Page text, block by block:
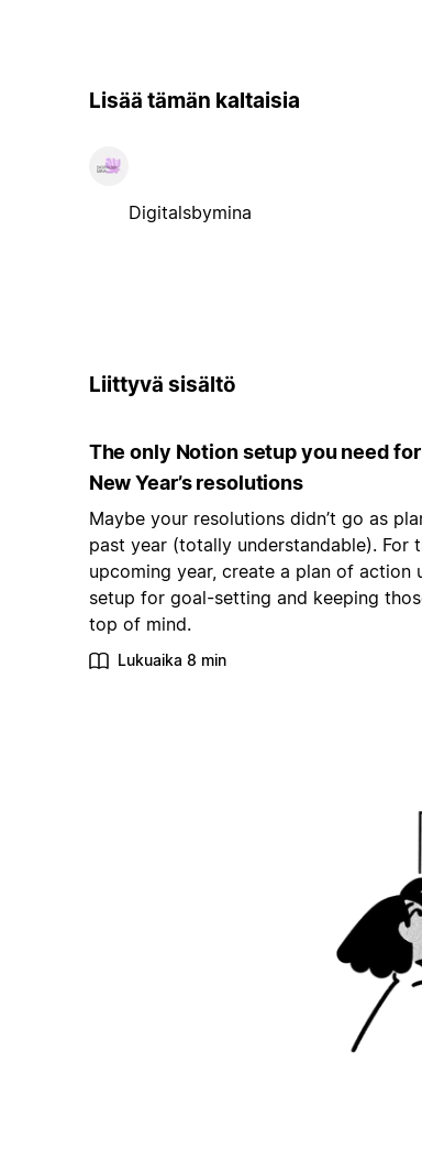
Lisää tämän kaltaisia
Digitalsbymina
Liittyvä sisältö
The only Notion setup you need
New Year’s resolutions
Maybe your resolutions didn’t go as
past year (totally understandable). For
upcoming year, create a plan of action
setup for goal-setting and keeping
top of mind.
Lukuaika 8 min